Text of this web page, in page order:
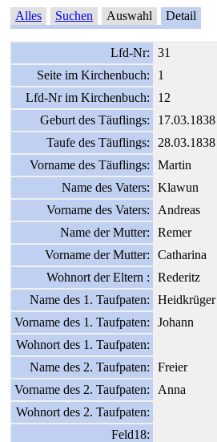
Alles Suchen Auswahl Detail
Lfd-Nr:
31
Seite im Kirchenbuch:
1
Lfd-Nr im Kirchenbuch:
12
Geburt des Täuflings:
17.03.1838
Taufe des Täuflings:
28.03.1838
Vorname des Täuflings:
Martin
Name des Vaters:
Klawun
Vorname des Vaters:
Andreas
Name der Mutter:
Remer
Vorname der Mutter:
Catharina
Wohnort der Eltern :
Rederitz
Name des 1. Taufpaten:
Heidkrüger
Vorname des 1. Taufpaten:
Johann
Wohnort des 1. Taufpaten:
Name des 2. Taufpaten:
Freier
Vorname des 2. Taufpaten:
Anna
Wohnort des 2. Taufpaten:
Feld18: